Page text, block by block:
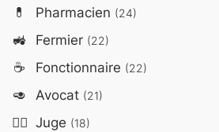
💊 Pharmacien (24)
🚜 Fermier (22)
☕ Fonctionnaire (22)
🥑 Avocat (21)
👨‍⚖️ Juge (18)